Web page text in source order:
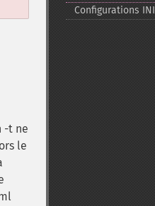
-t ne
le
Configurations INI